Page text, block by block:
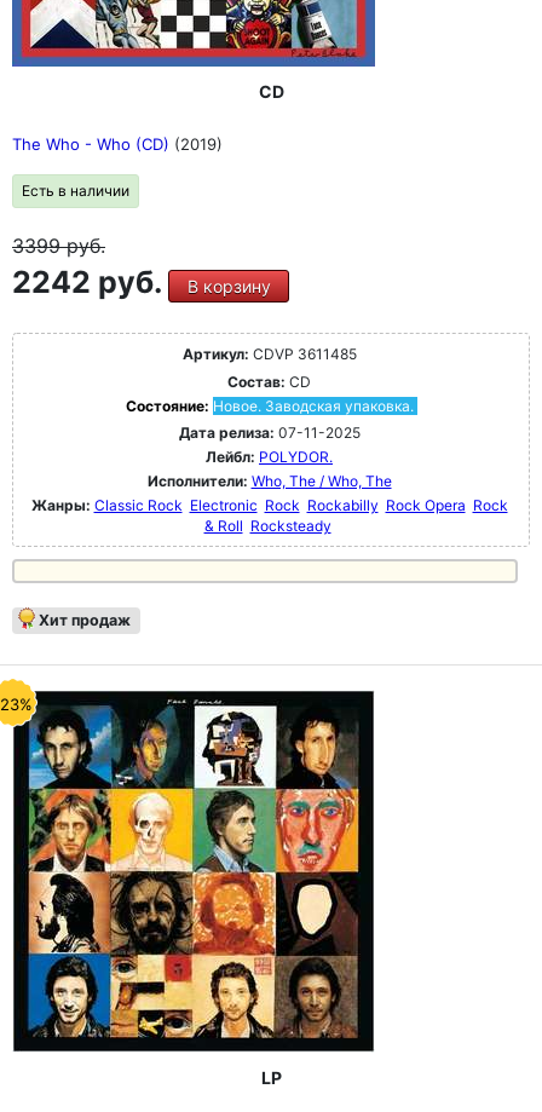
CD
The Who - Who (CD) (2019)
Есть в наличии
3399руб.
2242 руб. В корзину
Артикул: CDVP 3611485
Состав: CD
Состояние: Новое. Заводская упаковка.
Дата релиза: 07-11-2025
Лейбл: POLYDOR.
Исполнители: Who, The / Who, The
Жанры: Classic Rock Electronic Rock Rockabilly Rock Opera Rock
& Roll Rocksteady
Хит продаж
LP